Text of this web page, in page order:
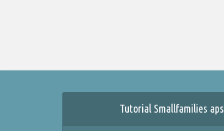
Tutorial Smallfamilies aps